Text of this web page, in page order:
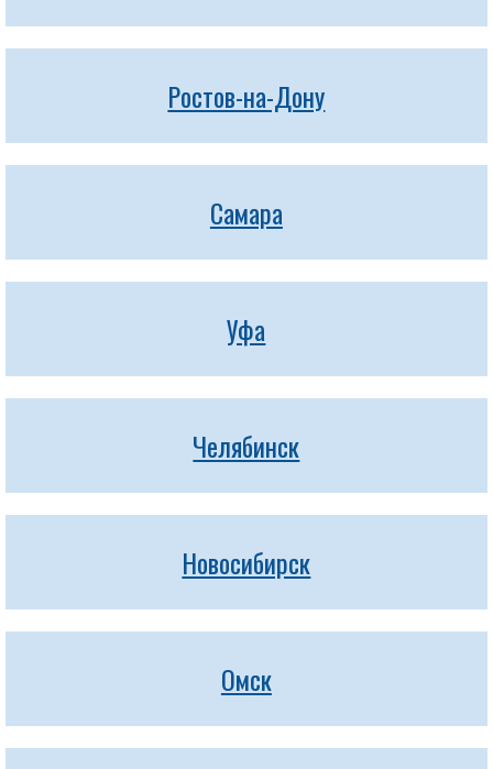
Ростов-на-Дону
Самара
Уфа
Челябинск
Новосибирск
Омск